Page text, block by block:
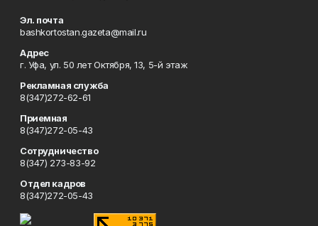
Эл. почта
bashkortostan.gazeta@mail.ru
Адрес
г. Уфа, ул. 50 лет Октября, 13, 5-й этаж
Рекламная служба
8(347)272-62-61
Приемная
8(347)272-05-43
Сотрудничество
8(347) 273-83-92
Отдел кадров
8(347)272-05-43